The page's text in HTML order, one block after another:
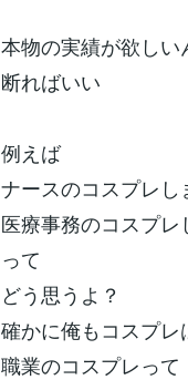
本物の実績が欲しい
断ればいい
例えば
ナースのコスプレし
医療事務のコスプレ
って
どう思うよ？
確かに俺もコスプレ
職業のコスプレって